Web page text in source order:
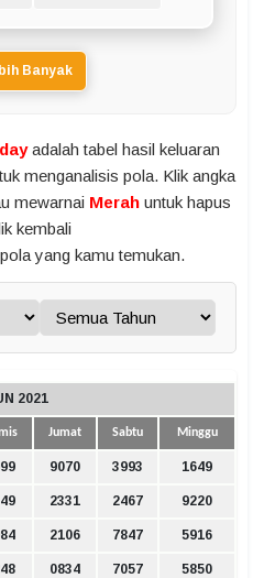
Banyak
adalah tabel hasil keluaran
menganalisis pola. Klik angka
mewarnai Merahuntuk hapus
kembali
yang kamu temukan.
2021
Jumat Sabtu Minggu
9070 3993 1649
2331 2467 9220
2106 7847 5916
0834 7057 5850